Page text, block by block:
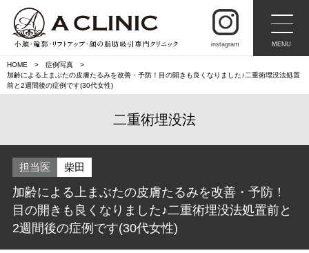
instagram MENU
HOME
症例写真
加齢による上まぶたの皮膚たるみを改善・予防！目の開きも良くなりました♪二重術埋没法処置
前と2週間後の症例です(30代女性)
二重術埋没法
担当医 柴田
加齢による上まぶたの皮膚たるみを改善・予防！
目の開きも良くなりました♪二重術埋没法処置前と
2週間後の症例です(30代女性)